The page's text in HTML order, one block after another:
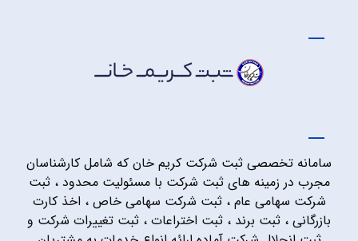
سامانه تخصصی ثبت شرکت کریم خان که شامل کارشناسان
مجرب در زمینه های ثبت شرکت با مسئولیت محدود ، ثبت
شرکت سهامی عام ، ثبت شرکت سهامی خاص ، اخذ کارت
بازرگانی ، ثبت برند ، ثبت اختراعات ، ثبت تغییرات شرکت و